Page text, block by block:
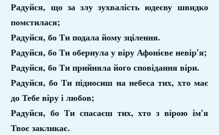
Радуйся, що за злу зухвалість юдеєву швидко
помстилася;
Радуйся, бо Ти подала йому зцілення.
Радуйся, бо Ти обернула у віру Афонієве невір'я;
Радуйся, бо Ти прийняла його сповідання віри.
Радуйся, бо Ти підносиш на небеса тих, хто має
до Тебе віру і любов;
Радуйся, бо Ти спасаєш тих, хто з вірою ім'я
Твоє закликає.